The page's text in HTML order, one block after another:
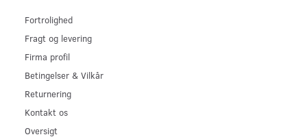
Fortrolighed
Fragt og levering
Firma profil
Betingelser & Vilkår
Returnering
Kontakt os
Oversigt